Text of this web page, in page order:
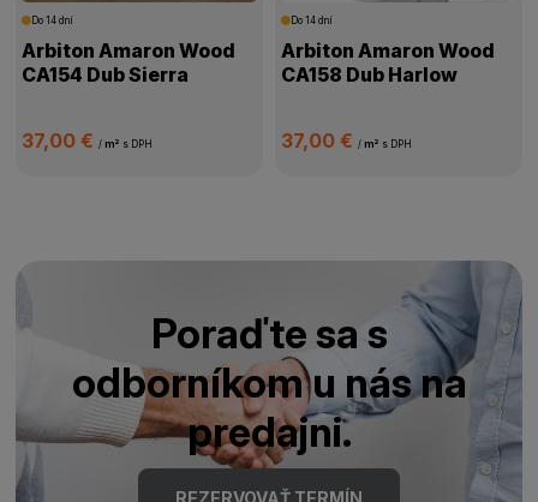
Do 14 dní
Arbiton Amaron Wood
CA154 Dub Sierra
37,00 €/ m² s DPH
Do 14 dní
Arbiton Amaron Wood
CA158 Dub Harlow
37,00 € / m² s DPH
Poraďte sa s
odborníkom u nás na
predajni.
REZERVOVAŤ TERMÍN